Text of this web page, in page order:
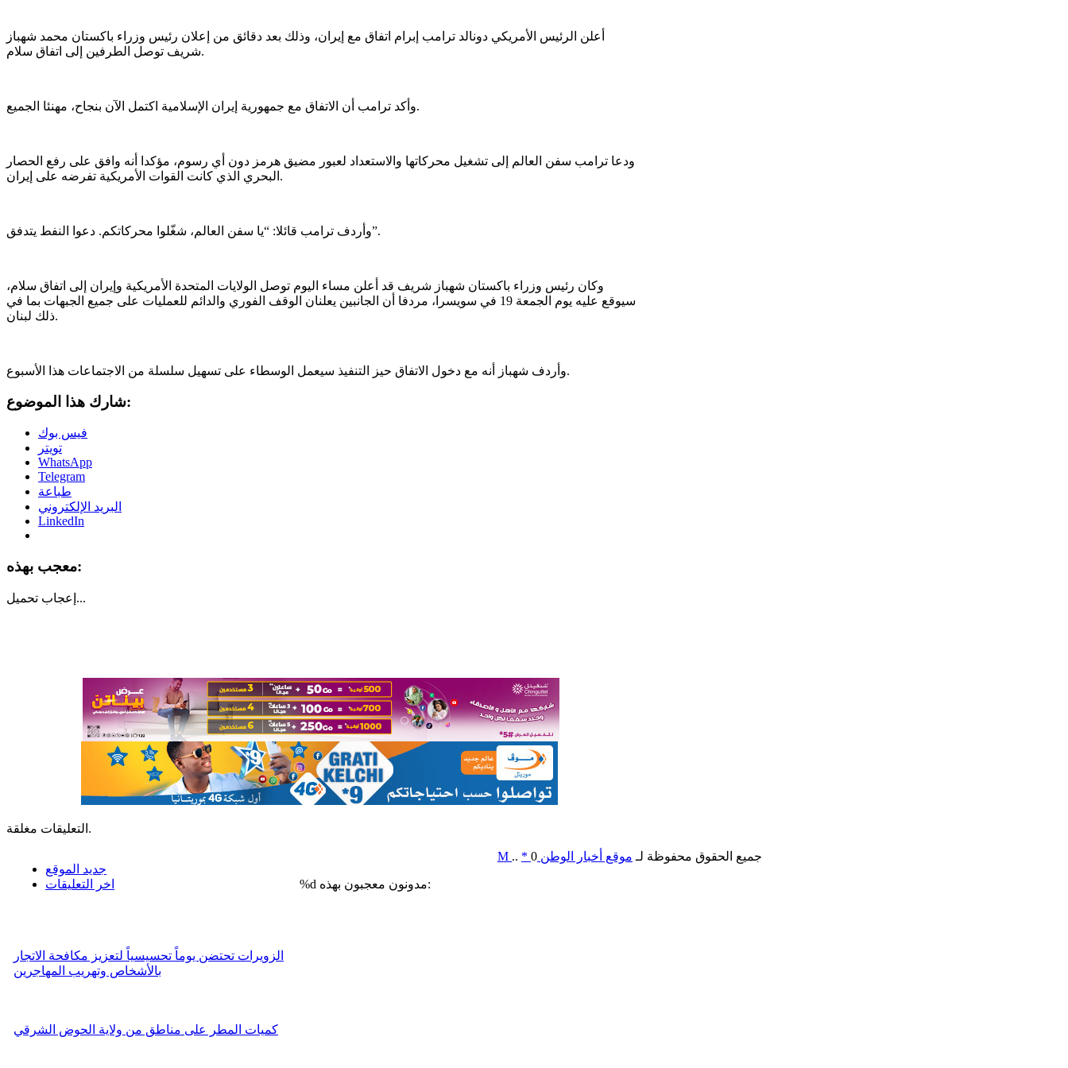
أعلن الرئيس الأمريكي دونالد ترامب إبرام اتفاق مع إيران، وذلك بعد دقائق من إعلان رئيس وزراء باكستان محمد شهباز
شريف توصل الطرفين إلى اتفاق سلام.
وأكد ترامب أن الاتفاق مع جمهورية إيران الإسلامية اكتمل الآن بنجاح، مهنئا الجميع.
ودعا ترامب سفن العالم إلى تشغيل محركاتها والاستعداد لعبور مضيق هرمز دون أي رسوم، مؤكدا أنه وافق على رفع الحصار
البحري الذي كانت القوات الأمريكية تفرضه على إيران.
وأردف ترامب قائلا: “يا سفن العالم، شغّلوا محركاتكم. دعوا النفط يتدفق”.
وكان رئيس وزراء باكستان شهباز شريف قد أعلن مساء اليوم توصل الولايات المتحدة الأمريكية وإيران إلى اتفاق سلام،
سيوقع عليه يوم الجمعة 19 في سويسرا، مردفا أن الجانبين يعلنان الوقف الفوري والدائم للعمليات على جميع الجبهات بما في
ذلك لبنان.
وأردف شهباز أنه مع دخول الاتفاق حيز التنفيذ سيعمل الوسطاء على تسهيل سلسلة من الاجتماعات هذا الأسبوع.
شارك هذا الموضوع:
فيس بوك
تويتر
WhatsApp
Telegram
طباعة
البريد الإلكتروني
LinkedIn
معجب بهذه:
إعجاب تحميل...
التعليقات مغلقة.
جديد الموقع
اخر التعليقات
الزويرات تحتضن يوماً تحسيسياً لتعزيز مكافحة الاتجار
بالأشخاص وتهريب المهاجرين
كميات المطر على مناطق من ولاية الحوض الشرقي
M .. * جميع الحقوق محفوظة لـ موقع أخبار الوطن 0
%d مدونون معجبون بهذه: